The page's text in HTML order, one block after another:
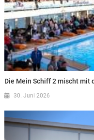
Die Mein Schiff 2 mischt mit
30. Juni 2026